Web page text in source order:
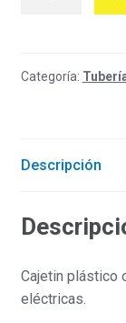
cantidad
Categoría:
Descripción
Cajetin plástico
eléctricas.